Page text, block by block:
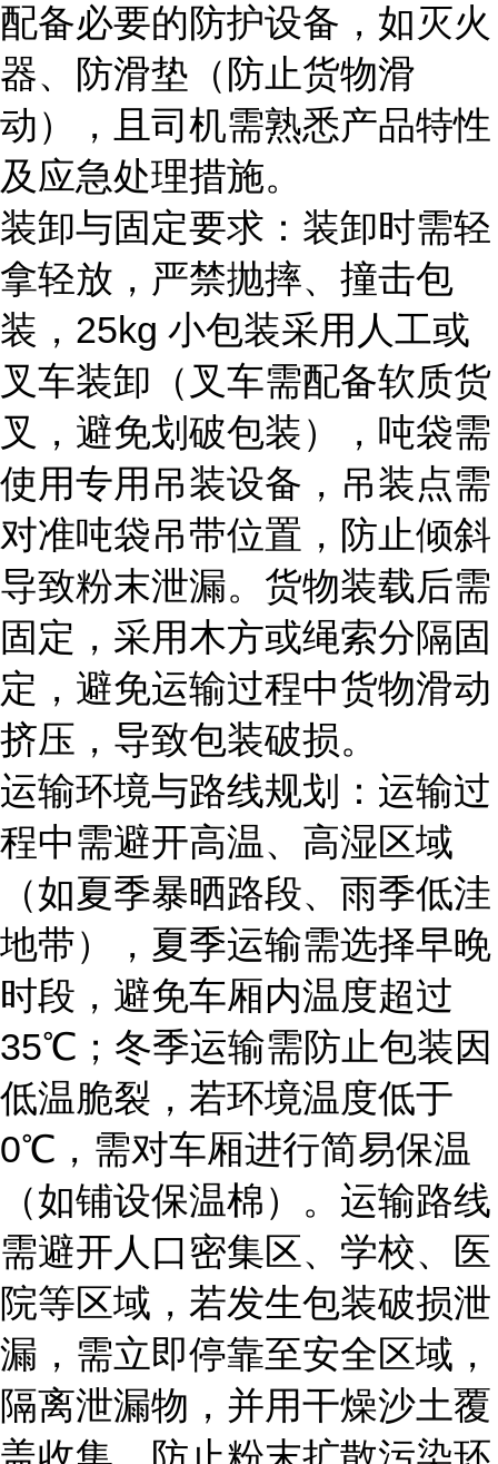
配备必要的防护设备，如灭火
器、防滑垫（防止货物滑
动），且司机需熟悉产品特性
及应急处理措施。
装卸与固定要求：装卸时需轻
拿轻放，严禁抛摔、撞击包
装，25kg 小包装采用人工或
叉车装卸（叉车需配备软质货
叉，避免划破包装），吨袋需
使用专用吊装设备，吊装点需
对准吨袋吊带位置，防止倾斜
导致粉末泄漏。货物装载后需
固定，采用木方或绳索分隔固
定，避免运输过程中货物滑动
挤压，导致包装破损。
运输环境与路线规划：运输过
程中需避开高温、高湿区域
（如夏季暴晒路段、雨季低洼
地带），夏季运输需选择早晚
时段，避免车厢内温度超过
35℃；冬季运输需防止包装因
低温脆裂，若环境温度低于
0℃，需对车厢进行简易保温
（如铺设保温棉）。运输路线
需避开人口密集区、学校、医
院等区域，若发生包装破损泄
漏，需立即停靠至安全区域，
隔离泄漏物，并用干燥沙土覆